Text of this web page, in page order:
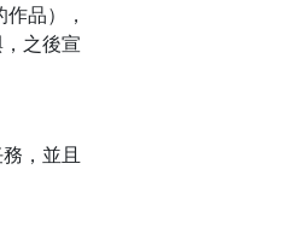
品），
之後宣
，並且